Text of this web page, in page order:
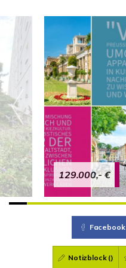
129.000,- €
Facebook
Notizblock ()